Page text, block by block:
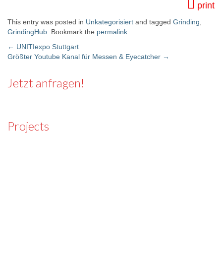
print
This entry was posted in Unkategorisiert and tagged Grinding
GrindingHub . Bookmark the permalink
Post navigation
← UNITIexpo Stuttgart
Größter Youtube Kanal für Messen & Eyecatcher →
Jetzt anfragen!
Projects